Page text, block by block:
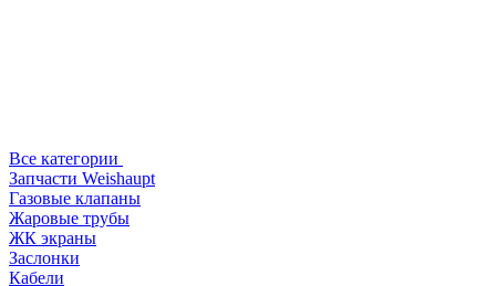
Все категории
Запчасти Weishaupt
Газовые клапаны
Жаровые трубы
ЖК экраны
Заслонки
Кабели